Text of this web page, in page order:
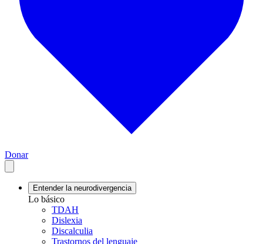
Donar
Entender la neurodivergencia
Lo básico
TDAH
Dislexia
Discalculia
Trastornos del lenguaje